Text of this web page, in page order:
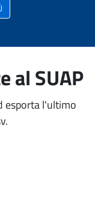
al SUAP
esporta l'ultimo